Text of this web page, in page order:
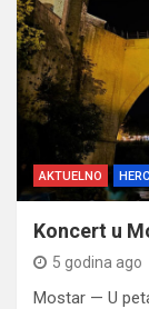
AKTUELNO
Koncert u
5 godina ago
Mostar — U